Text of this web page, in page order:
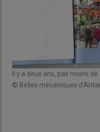
Il y a deux ans, pas moins
© Belles mécaniques